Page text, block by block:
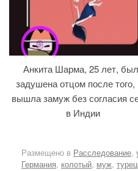
Анкита Шарма, 25 лет,
задушена отцом после того,
вышла замуж без согласия
в Индии
Размещено в Расследование,
Германия, колотый, муж,